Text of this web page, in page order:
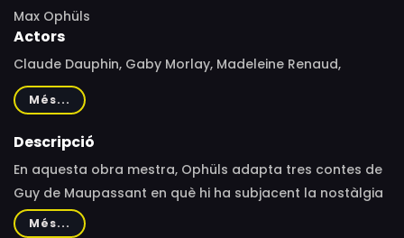
Max Ophüls
Actors
Claude Dauphin, Gaby Morlay, Madeleine Renaud,
Ginette Leclerc, Mila Parély, Danielle Darrieux, Pierre
Brasseur, Jean Gabin, Jean Servais, Daniel Gélin, Simone
Simon, Philippe de Chérisey, Paul Azaïs, Antoine Balpêtré,
Casadesus, Arthur Devère, Paulette Dubost, Jean
Galland, Jocelyne Jany, Robert Lombard, Héléna
Manson, Marcel Pérès, Jean Meyer, Louis Seigner, Michel
Més...
Descripció
En aquesta obra mestra, Ophüls adapta tres contes de
Guy de Maupassant en què hi ha subjacent la nostàlgia
del plaer.
Més...